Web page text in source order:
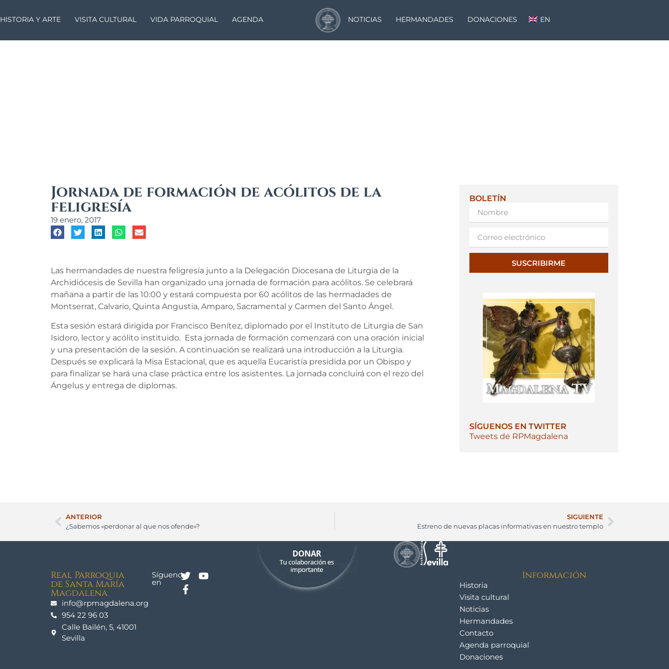
HISTORIA Y ARTE VISITA CULTURAL VIDA PARROQUIAL AGENDA NOTICIAS HERMANDADES DONACIONES EN
Jornada de formación de acólitos de la
feligresía
19 enero, 2017
Las hermandades de nuestra feligresía junto a la Delegación Diocesana de Liturgia de la
Archidiócesis de Sevilla han organizado una jornada de formación para acólitos. Se celebrará
mañana a partir de las 10:00 y estará compuesta por 60 acólitos de las hermadades de
Montserrat, Calvario, Quinta Angustia, Amparo, Sacramental y Carmen del Santo Ángel.
Esta sesión estará dirigida por Francisco Benítez, diplomado por el Instituto de Liturgia de San
Isidoro, lector y acólito instituido. Esta jornada de formación comenzará con una oración inicial
y una presentación de la sesión. A continuación se realizará una introducción a la Liturgia.
Después se explicará la Misa Estacional, que es aquella Eucaristía presidida por un Obispo y
para finalizar se hará una clase práctica entre los asistentes. La jornada concluirá con el rezo del
Ángelus y entrega de diplomas.
BOLETÍN
SUSCRIBIRME
SÍGUENOS EN TWITTER
Tweets de RPMagdalena
ANTERIOR
¿Sabemos «perdonar al que nos ofende»?
SIGUIENTE
Estreno de nuevas placas informativas en nuestro templo
Real Parroquia
de Santa María
Magdalena
info@rpmagdalena.org
954 22 96 03
Calle Bailén, 5, 41001
Sevilla
Síguenos
en
Información
Historia
Visita cultural
Noticias
Hermandades
Contacto
Agenda parroquial
Donaciones